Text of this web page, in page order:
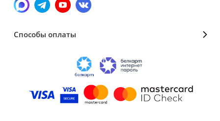
Способы оплаты